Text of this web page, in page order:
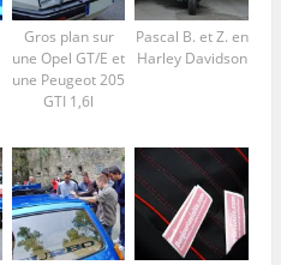
Gros plan sur
une Opel GT/E et
une Peugeot 205
GTI 1,6l
Pascal B. et Z. en
Harley Davidson